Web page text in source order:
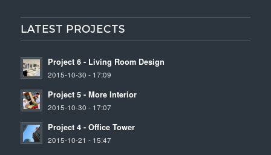
LATEST PROJECTS
Project 6 - Living Room Design
2015-10-30 - 17:09
Project 5 - More Interior
2015-10-30 - 17:07
Project 4 - Office Tower
2015-10-21 - 15:47